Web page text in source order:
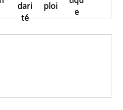
dari
té
ploi
e